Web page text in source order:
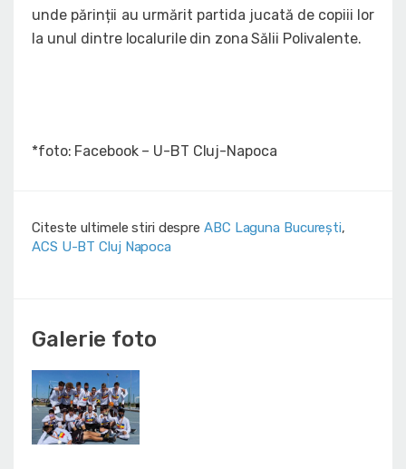
unde părinții au urmărit partida jucată de copiii lor
la unul dintre localurile din zona Sălii Polivalente.
*foto: Facebook – U-BT Cluj-Napoca
Citeste ultimele stiri despre ABC Laguna București,
ACS U-BT Cluj Napoca
Galerie foto